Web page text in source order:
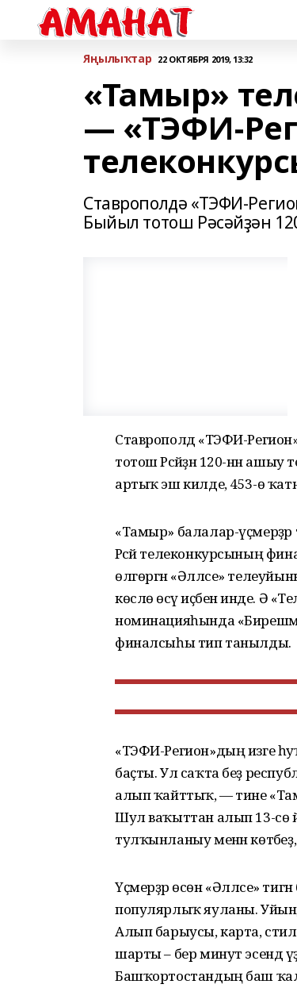
Яңылыҡтар 22 ОКТЯБРЯ 2019, 13:32
«Тамыр»
— «ТЭФИ-
Ставрополдә «ТЭФИ-
Быйыл тотош Рәсәйҙән
Ставрополдә «ТЭФИ-
тотош Рәсәйҙән 120-нән
артыҡ эш килде, 453-ө
«Тамыр» балалар-
Рәсәй телеконкурсының
өлгөргән «Әлләсе»
көслө өсәү иҫәбенә инде. Ә
номинацияһында
финалсыһы тип танылды.
«ТЭФИ-Регион»дың изге
баҫты. Ул саҡта беҙ
алып ҡайттыҡ, — тине
Шул ваҡыттан алып 13-сө
тулҡынланыу менән
Үҫмерҙәр өсөн «Әлләсе»
популярлыҡ яуланы.
Алып барыусы, карта,
шарты – бер минут эсендә
Башҡортостандың баш